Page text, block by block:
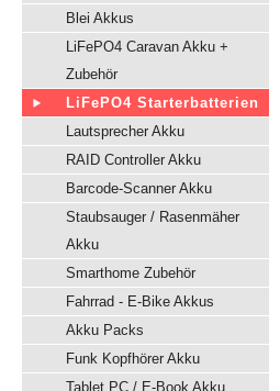
Blei Akkus
LiFePO4 Caravan Akku +
Zubehör
LiFePO4 Starterbatterien
Lautsprecher Akku
RAID Controller Akku
Barcode-Scanner Akku
Staubsauger / Rasenmäher
Akku
Smarthome Zubehör
Fahrrad - E-Bike Akkus
Akku Packs
Funk Kopfhörer Akku
Tablet PC / E-Book Akku